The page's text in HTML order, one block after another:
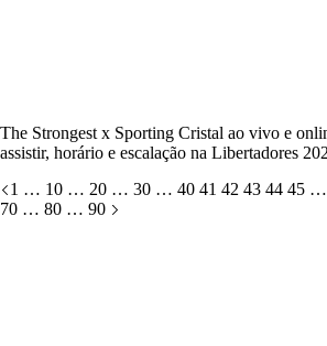
The Strongest x Sporting Cristal ao vivo e
assistir, horário e escalação na Libertadores
1 … 10 … 20 … 30 … 40 41 42 43 44 45 …
70 … 80 … 90